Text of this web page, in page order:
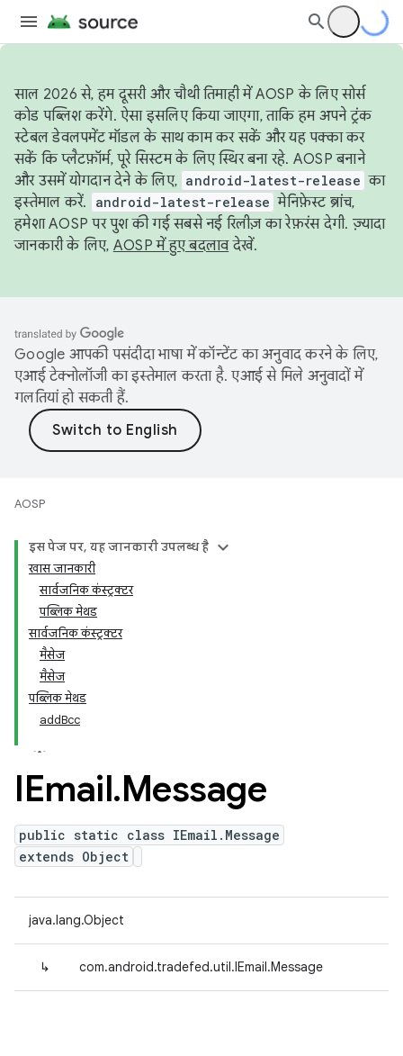
साल 2026 से, हम दूसरी और चौथी तिमाही में AOSP के लिए सोर्स
कोड पब्लिश करेंगे. ऐसा इसलिए किया जाएगा, ताकि हम अपने ट्रंक
स्टेबल डेवलपमेंट मॉडल के साथ काम कर सकें और यह पक्का कर
सकें कि प्लैटफ़ॉर्म, पूरे सिस्टम के लिए स्थिर बना रहे. AOSP बनाने
और उसमें योगदान देने के लिए, android-latest-release का
इस्तेमाल करें.
android-latest-release मेनिफ़ेस्ट ब्रांच,
हमेशा AOSP पर पुश की गई सबसे नई रिलीज़ का रेफ़रंस देगी. ज़्यादा
जानकारी के लिए, AOSP में हुए बदलावदेखें.
Google आपकी पसंदीदा भाषा में कॉन्टेंट का अनुवाद करने के लिए,
एआई टेक्नोलॉजी का इस्तेमाल करता है. एआई से मिले अनुवादों में
गलतियां हो सकती हैं.
AOSP
इस पेज पर, यह जानकारी उपलब्ध है
खास जानकारी
सार्वजनिक कंस्ट्रक्टर
पब्लिक मेथड
सार्वजनिक कंस्ट्रक्टर
मैसेज
मैसेज
पब्लिक मेथड
addBcc
IEmail.Message
public static class IEmail.Message
extends Object
java.lang.Object
↳ com.android.tradefed.util.IEmail.Message